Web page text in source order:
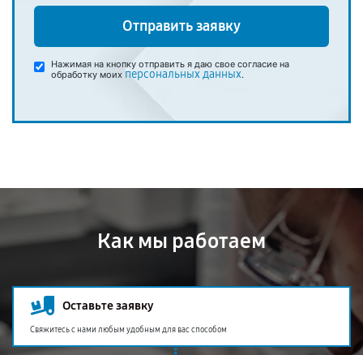
Отправить заявку
Нажимая на кнопку отправить я даю свое согласие на
обработку моих персональных данных.
Как мы работаем
Оставьте заявку
Свяжитесь с нами любым удобным для вас способом